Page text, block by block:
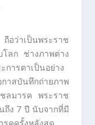
อว่าเป็นพระราช
โลก ช่างภาพต่าง
การตาเป็นอย่าง
าสบันทึกถ่ายภาพ
ชลมารค พระราช
ถึง 7 ปี นับจากที่มี